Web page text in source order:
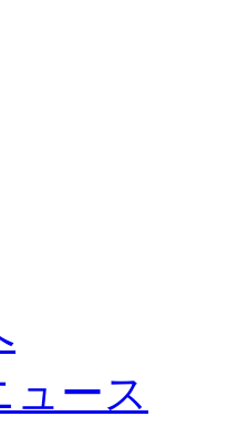
ュース